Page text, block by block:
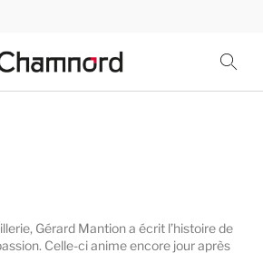
Gérard Mantion a écrit l’histoire de
Celle-ci anime encore jour après
cookies